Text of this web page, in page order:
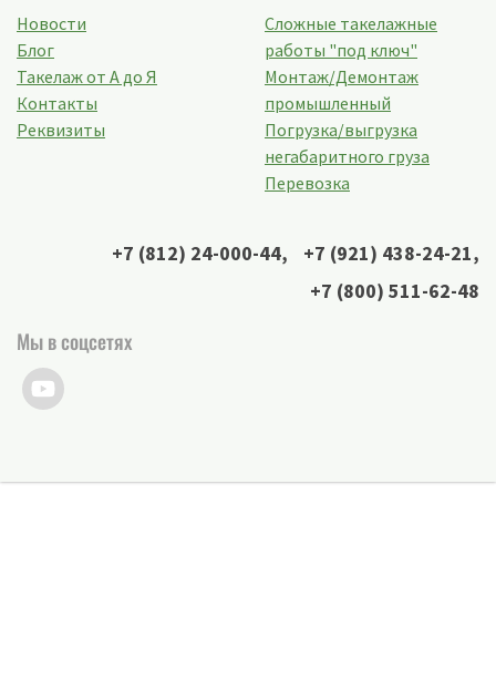
Новости
Блог
Такелаж от А до Я
Контакты
Реквизиты
Сложные такелажные
работы "под ключ"
Монтаж/Демонтаж
промышленный
Погрузка/выгрузка
негабаритного груза
Перевозка
+7 (812) 24-000-44, +7 (921) 438-24-21,
+7 (800) 511-62-48
Мы в соцсетях